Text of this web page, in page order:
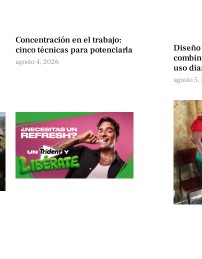
Concentración en el trabajo:
cinco técnicas para potenciarla
agosto 4, 2026
Diseño
uso
agosto